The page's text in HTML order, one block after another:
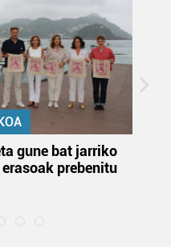
gune bat jarriko
prebenitu